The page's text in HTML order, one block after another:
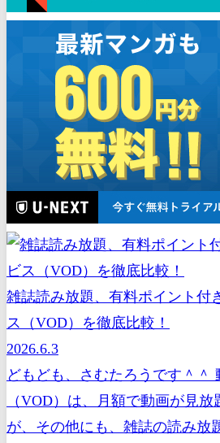
雑誌読み放題、有料ポイント付
ス（VOD）を徹底比較！
2026.6.3
どもども、さむたろうです＾＾
（VOD）は、月額で動画が見
が、その他にも、雑誌の読み放